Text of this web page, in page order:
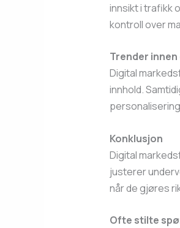
innsikt i trafikk
kontroll over
Trender
Digital
innhold.
Konklusjon
Digital
justerer
når de gjøres
Ofte stilte